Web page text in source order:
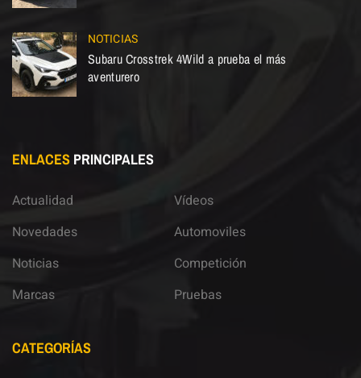
NOTICIAS
Subaru Crosstrek 4Wild a prueba el más
aventurero
ENLACES PRINCIPALES
Actualidad
Novedades
Noticias
Marcas
Vídeos
Automoviles
Competición
Pruebas
CATEGORÍAS